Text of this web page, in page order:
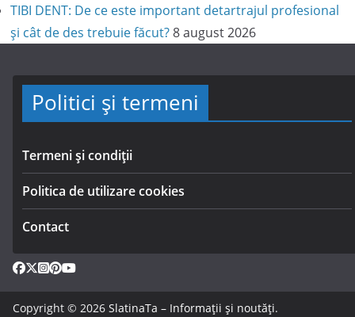
TIBI DENT: De ce este important detartrajul profesional
și cât de des trebuie făcut? 8 august 2026
Politici și termeni
Termeni și condiții
Politica de utilizare cookies
Contact
Copyright © 2026 SlatinaTa – Informații și noutăți.